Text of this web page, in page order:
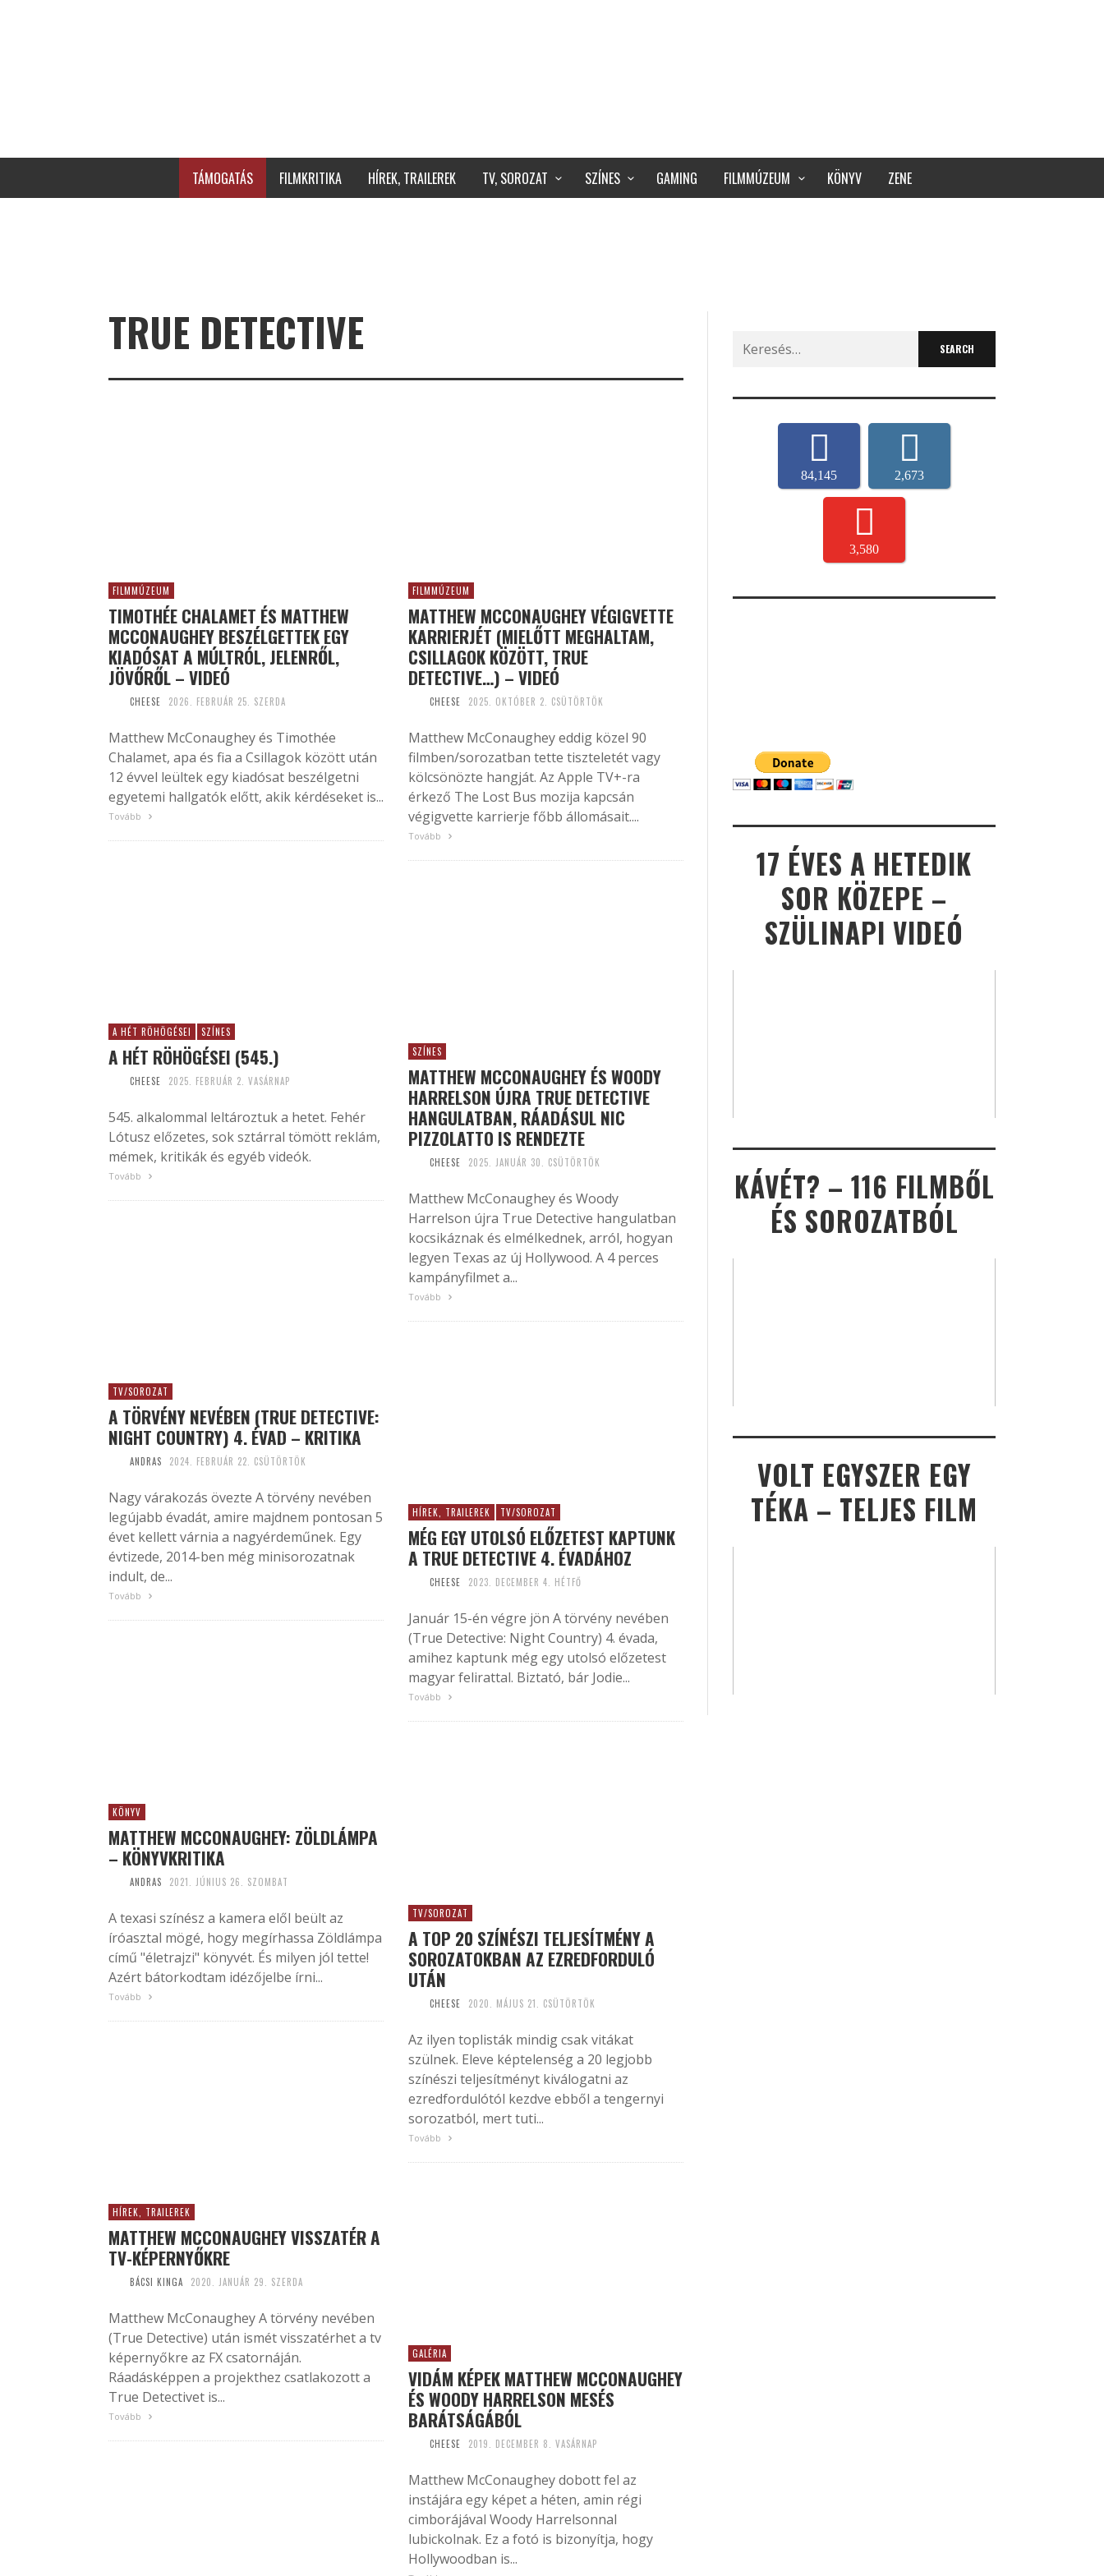
TÁMOGATÁS FILMKRITIKA HÍREK, TRAILEREK TV, SOROZAT SZÍNES GAMING FILMMÚZEUM KÖNYV ZENE
TRUE DETECTIVE
FILMMÚZEUM
TIMOTHÉE CHALAMET ÉS MATTHEW
MCCONAUGHEY BESZÉLGETTEK EGY
KIADÓSAT A MÚLTRÓL, JELENRŐL,
JÖVŐRŐL – VIDEÓ
CHEESE 2026. FEBRUÁR 25. SZERDA
Matthew McConaughey és Timothée
Chalamet, apa és fia a Csillagok között után
12 évvel leültek egy kiadósat beszélgetni
egyetemi hallgatók előtt, akik kérdéseket is...
Tovább
FILMMÚZEUM
MATTHEW MCCONAUGHEY VÉGIGVETTE
KARRIERJÉT (MIELŐTT MEGHALTAM,
CSILLAGOK KÖZÖTT, TRUE
DETECTIVE…) – VIDEÓ
CHEESE 2025. OKTÓBER 2. CSÜTÖRTÖK
Matthew McConaughey eddig közel 90
filmben/sorozatban tette tiszteletét vagy
kölcsönözte hangját. Az Apple TV+-ra
érkező The Lost Bus mozija kapcsán
végigvette karrierje főbb állomásait....
Tovább
A HÉT RÖHÖGÉSEI SZÍNES
A HÉT RÖHÖGÉSEI (545.)
CHEESE 2025. FEBRUÁR 2. VASÁRNAP
545. alkalommal leltároztuk a hetet. Fehér
Lótusz előzetes, sok sztárral tömött reklám,
mémek, kritikák és egyéb videók.
Tovább
SZÍNES
MATTHEW MCCONAUGHEY ÉS WOODY
HARRELSON ÚJRA TRUE DETECTIVE
HANGULATBAN, RÁADÁSUL NIC
PIZZOLATTO IS RENDEZTE
CHEESE 2025. JANUÁR 30. CSÜTÖRTÖK
Matthew McConaughey és Woody
Harrelson újra True Detective hangulatban
kocsikáznak és elmélkednek, arról, hogyan
legyen Texas az új Hollywood. A 4 perces
kampányfilmet a...
Tovább
TV/SOROZAT
A TÖRVÉNY NEVÉBEN (TRUE DETECTIVE:
NIGHT COUNTRY) 4. ÉVAD – KRITIKA
ANDRAS 2024. FEBRUÁR 22. CSÜTÖRTÖK
Nagy várakozás övezte A törvény nevében
legújabb évadát, amire majdnem pontosan 5
évet kellett várnia a nagyérdeműnek. Egy
évtizede, 2014-ben még minisorozatnak
indult, de...
Tovább
HÍREK, TRAILEREK TV/SOROZAT
MÉG EGY UTOLSÓ ELŐZETEST KAPTUNK
A TRUE DETECTIVE 4. ÉVADÁHOZ
CHEESE 2023. DECEMBER 4. HÉTFŐ
Január 15-én végre jön A törvény nevében
(True Detective: Night Country) 4. évada,
amihez kaptunk még egy utolsó előzetest
magyar felirattal. Biztató, bár Jodie...
Tovább
KÖNYV
MATTHEW MCCONAUGHEY: ZÖLDLÁMPA
– KÖNYVKRITIKA
ANDRAS 2021. JÚNIUS 26. SZOMBAT
A texasi színész a kamera elől beült az
íróasztal mögé, hogy megírhassa Zöldlámpa
című "életrajzi" könyvét. És milyen jól tette!
Azért bátorkodtam idézőjelbe írni...
Tovább
TV/SOROZAT
A TOP 20 SZÍNÉSZI TELJESÍTMÉNY A
SOROZATOKBAN AZ EZREDFORDULÓ
UTÁN
CHEESE 2020. MÁJUS 21. CSÜTÖRTÖK
Az ilyen toplisták mindig csak vitákat
szülnek. Eleve képtelenség a 20 legjobb
színészi teljesítményt kiválogatni az
ezredfordulótól kezdve ebből a tengernyi
sorozatból, mert tuti...
Tovább
HÍREK, TRAILEREK
MATTHEW MCCONAUGHEY VISSZATÉR A
TV-KÉPERNYŐKRE
BÁCSI KINGA 2020. JANUÁR 29. SZERDA
Matthew McConaughey A törvény nevében
(True Detective) után ismét visszatérhet a tv
képernyőkre az FX csatornáján.
Ráadásképpen a projekthez csatlakozott a
True Detectivet is...
Tovább
GALÉRIA
VIDÁM KÉPEK MATTHEW MCCONAUGHEY
ÉS WOODY HARRELSON MESÉS
BARÁTSÁGÁBÓL
CHEESE 2019. DECEMBER 8. VASÁRNAP
Matthew McConaughey dobott fel az
instájára egy képet a héten, amin régi
cimborájával Woody Harrelsonnal
lubickolnak. Ez a fotó is bizonyítja, hogy
Hollywoodban is...
Search
for:
84,145 2,673
3,580
17 ÉVES A HETEDIK
SOR KÖZEPE –
SZÜLINAPI VIDEÓ
KÁVÉT? – 116 FILMBŐL
ÉS SOROZATBÓL
VOLT EGYSZER EGY
TÉKA – TELJES FILM